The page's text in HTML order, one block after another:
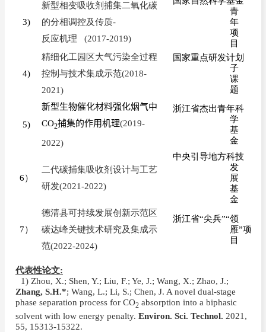
3)
新型相变吸收剂捕集二氧化碳
的分相调控及传质-
反应机理 (2017-2019)
青
年
项
目
4)
精细化工园区大气污染全过程
控制与技术集成示范(2018-
2021)
国家重点研发计划
子
课
题
5)
新型生物催化材料强化烟气中
CO2捕集的作用机理(2019-
2022)
浙江省杰出青年科
学
基
金
6）
二代碳捕集吸收剂设计与工艺
研发(2021-2022)
中央引导地方科技
发
展
基
金
7）
德清县可持续发展创新示范区
碳达峰关键技术研究及集成示
范(2022-2024)
浙江省“尖兵”“领
雁”项
目
代表性论文:
1) Zhou, X.; Shen, Y.; Liu, F.; Ye, J.; Wang, X.; Zhao, J.;
Zhang, S.H.*; Wang, L.; Li, S.; Chen, J. A novel dual-stage
phase separation process for CO2 absorption into a biphasic
solvent with low energy penalty. Environ. Sci. Technol. 2021,
55, 15313-15322.